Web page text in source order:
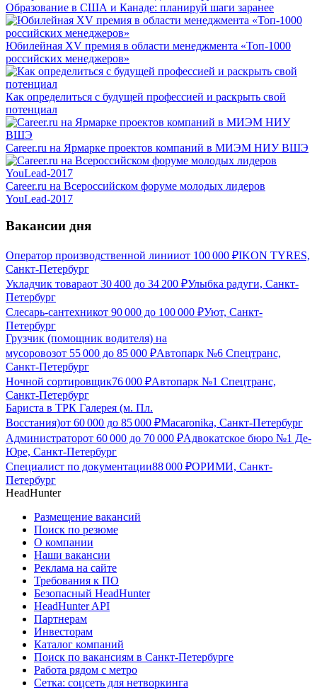
Образование в США и Канаде: планируй шаги заранее
Юбилейная XV премия в области менеджмента «Топ-1000
российских менеджеров»
Как определиться с будущей профессией и раскрыть свой
потенциал
Career.ru на Ярмарке проектов компаний в МИЭМ НИУ ВШЭ
Career.ru на Всероссийском форуме молодых лидеров
YouLead-2017
Вакансии дня
Оператор производственной линииот 100 000 ₽IKON TYRES,
Санкт-Петербург
Укладчик товараот 30 400 до 34 200 ₽Улыбка радуги, Санкт-
Петербург
Слесарь-сантехникот 90 000 до 100 000 ₽Уют, Санкт-
Петербург
Грузчик (помощник водителя) на
мусоровозот 55 000 до 85 000 ₽Автопарк №6 Спецтранс,
Санкт-Петербург
Ночной сортировщик76 000 ₽Автопарк №1 Спецтранс,
Санкт-Петербург
Бариста в ТРК Галерея (м. Пл.
Восстания)от 60 000 до 85 000 ₽Macaronika, Санкт-Петербург
Администраторот 60 000 до 70 000 ₽Адвокатское бюро №1 Де-
Юре, Санкт-Петербург
Специалист по документации88 000 ₽ОРИМИ, Санкт-
Петербург
HeadHunter
Размещение вакансий
Поиск по резюме
О компании
Наши вакансии
Реклама на сайте
Требования к ПО
Безопасный HeadHunter
HeadHunter API
Партнерам
Инвесторам
Каталог компаний
Поиск по вакансиям в Санкт-Петербурге
Работа рядом с метро
Сетка: соцсеть для нетворкинга